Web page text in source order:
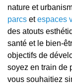
nature et
parcs etespaces
des atouts
santé et le bien-
objectifs de
soyez en train de
vous souhaitiez